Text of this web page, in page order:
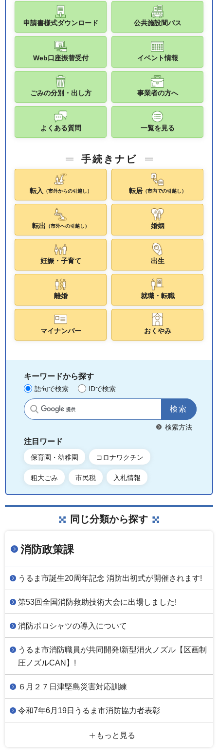
申請書様式ダウンロード 公共施設間バス
Web口座振替受付 イベント情報
ごみの分別・出し方 事業者の方へ
よくある質問 一覧を見る
手続きナビ
転入 （市外からの引越し） 転居（市内での引越し）
転出 （市外への引越し） 婚姻
妊娠・子育て 出生
離婚 就職・転職
マイナンバー おくやみ
キーワードから探す
語句で検索 IDで検索
サイト内検索
検索方法
注目ワード
保育園・幼稚園 コロナワクチン
粗大ごみ 市民税 入札情報
同じ分類から探す
消防政策課
うるま市誕生20周年記念 消防出初式が開催されます!
第53回全国消防救助技術大会に出場しました!
消防ポロシャツの導入について
うるま市消防職員が共同開発!新型消火ノズル【区画制
圧ノズルCAN】!
６月２７日津堅島災害対応訓練
令和7年6月19日うるま市消防協力者表彰
もっと見る